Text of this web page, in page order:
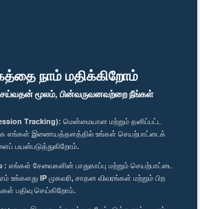
நாம் மதிக்கிறோம்
மூலம், பின்வருவனவற்றை நீங்கள்
Tracking): மென்மையான மற்றும் தனிப்பட்ட
எங்கள் இணையத்தளத்தில் உங்கள் செயற்பாட்டைக்
பயன்படுத்துகிறோம்.
: எங்கள் சேவைகளின் பாதுகாப்பு மற்றும் செயற்பாட்டை
உங்களது IP முகவரி, சாதன விவரங்கள் மற்றும் பிற
பதிவு செய்கிறோம்.